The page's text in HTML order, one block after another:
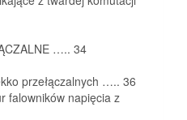
….. 34
przełączalnych ….. 36
falowników napięcia z